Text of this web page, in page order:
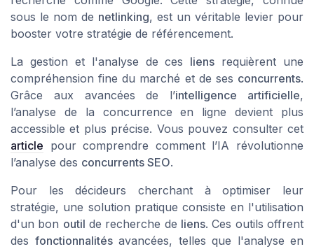
sous le nom de netlinking, est un véritable levier pour
booster votre stratégie de référencement.
La gestion et l'analyse de ces liens requièrent une
compréhension fine du marché et de ses concurrents.
Grâce aux avancées de l’intelligence artificielle,
l’analyse de la concurrence en ligne devient plus
accessible et plus précise. Vous pouvez consulter cet
article pour comprendre comment l’IA révolutionne
l’analyse des concurrents SEO.
Pour les décideurs cherchant à optimiser leur
stratégie, une solution pratique consiste en l'utilisation
d'un bon outil de recherche de liens. Ces outils offrent
des fonctionnalitésavancées, telles que l'analyse en